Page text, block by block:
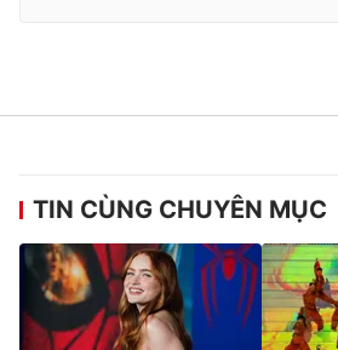
TIN CÙNG CHUYÊN MỤC